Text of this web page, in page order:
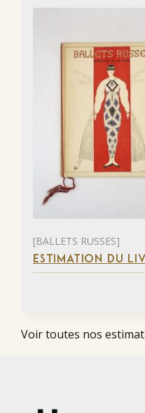
[BALLETS RUSSES]
ESTIMATION DU
Voir toutes nos